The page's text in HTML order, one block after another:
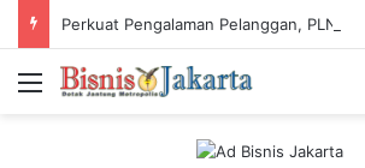
Menu